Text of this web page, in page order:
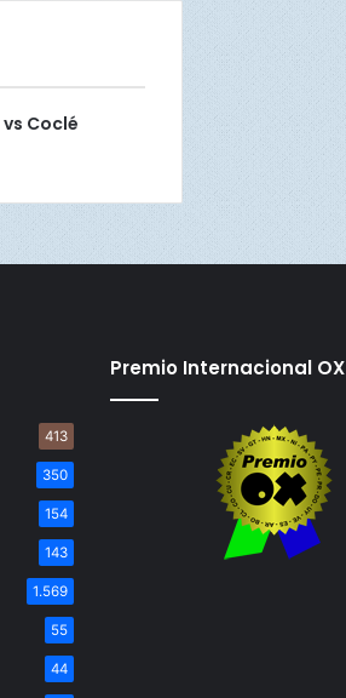
Coclé
413
350
154
143
1.569
55
44
Premio Internacional OX